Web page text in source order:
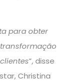
para obter
”, disse
Christina